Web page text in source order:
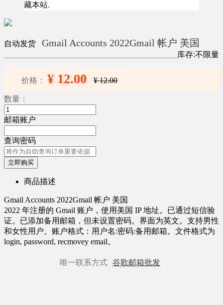
藏本站.
自动发货 Gmail Accounts 2022Gmail 帐户 美国
库存:不限量
价格： ¥ 12.00 ¥ 12.00
数量：
邮箱账户
查询密码
立即购买
商品描述
Gmail Accounts 2022Gmail 帐户 美国
2022 年注册的 Gmail 账户，使用美国 IP 地址。已通过短信验
证。已添加备用邮箱，但未设置密码。界面为英文。支持男性
和女性用户。账户格式：用户名:密码:备用邮箱。文件格式为
login, password, recmovey email。
唯一联系方式 谷歌邮箱批发